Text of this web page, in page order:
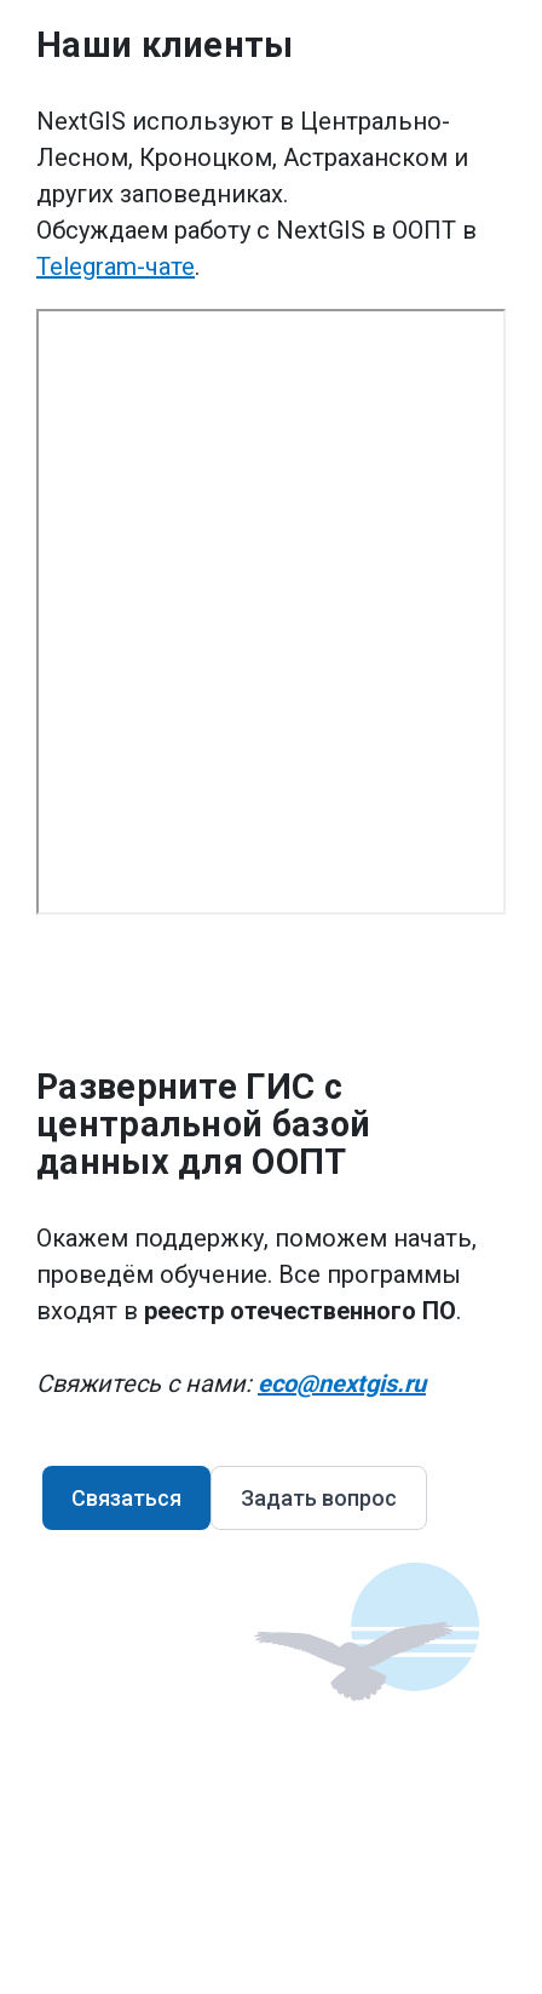
Наши клиенты
NextGIS используют в Центрально-
Лесном, Кроноцком, Астраханском и
других заповедниках.
Обсуждаем работу с NextGIS в ООПТ в
Telegram-чате.
Разверните ГИС с
центральной базой
данных для ООПТ
Окажем поддержку, поможем начать,
проведём обучение. Все программы
входят в реестр отечественного ПО.
Свяжитесь с нами: eco@nextgis.ru
Связаться Задать вопрос